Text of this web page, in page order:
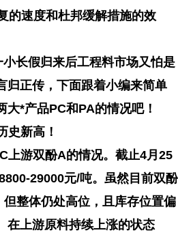
的速度和杜邦缓解措施的效
长假归来后工程料市场又怕是
归正传，下面跟着小编来简单
大*产品PC和PA的情况吧！
史新高！
上游双酚A的情况。截止4月25
29000元/吨。虽然目前双酚
整体仍处高位，且库存位置偏
在上游原料持续上涨的状态